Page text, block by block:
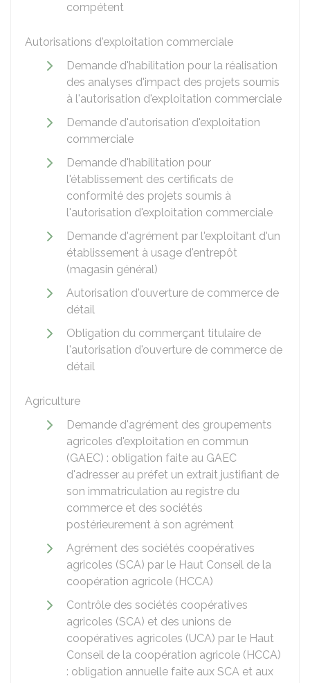
compétent
Autorisations d'exploitation commerciale
Demande d'habilitation pour la réalisation
des analyses d'impact des projets soumis
à l'autorisation d'exploitation commerciale
Demande d'autorisation d'exploitation
commerciale
Demande d'habilitation pour
l'établissement des certificats de
conformité des projets soumis à
l'autorisation d'exploitation commerciale
Demande d'agrément par l'exploitant d'un
établissement à usage d'entrepôt
(magasin général)
Autorisation d'ouverture de commerce de
détail
Obligation du commerçant titulaire de
l'autorisation d'ouverture de commerce de
détail
Agriculture
Demande d'agrément des groupements
agricoles d'exploitation en commun
(GAEC) : obligation faite au GAEC
d'adresser au préfet un extrait justifiant de
son immatriculation au registre du
commerce et des sociétés
postérieurement à son agrément
Agrément des sociétés coopératives
agricoles (SCA) par le Haut Conseil de la
coopération agricole (HCCA)
Contrôle des sociétés coopératives
agricoles (SCA) et des unions de
coopératives agricoles (UCA) par le Haut
Conseil de la coopération agricole (HCCA)
: obligation annuelle faite aux SCA et aux